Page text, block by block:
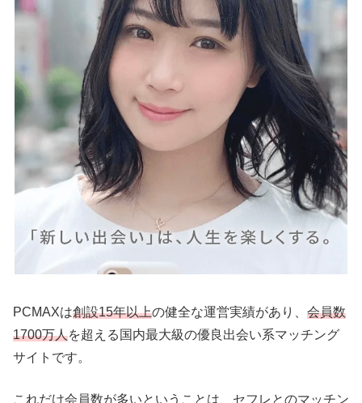
PCMAXは創設15年以上の健全な運営実績があり、 会員数
1700万人を超える国内最大級の優良出会い系マッチング
サイトです。
これだけ会員数が多いということは、セフレとのマッチン